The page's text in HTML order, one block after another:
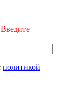
Введите
политикой